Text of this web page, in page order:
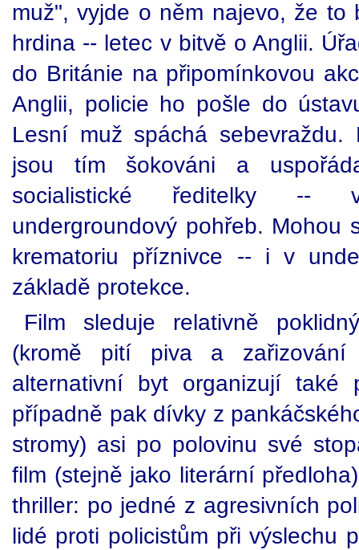
muž", vyjde o něm najevo, že to
hrdina -- letec v bitvě o Anglii.
do Británie na připomínkovou
Anglii, policie ho pošle do
Lesní muž spáchá sebevraždu.
jsou tím šokováni a
socialistické ředitelky --
undergroundový pohřeb. Mohou
krematoriu příznivce -- i v
základě protekce.
Film sleduje relativně
(kromě pití piva a
alternativní byt organizují také
případně pak dívky z
stromy) asi po polovinu své
film (stejně jako literární
thriller: po jedné z agresivních
lidé proti policistům při výslechu